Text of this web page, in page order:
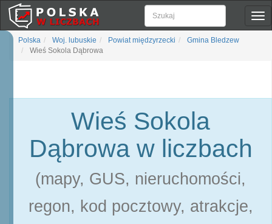
Polska Woj. lubuskie Powiat międzyrzecki
Gmina Bledzew
Wieś Sokola Dąbrowa
Wieś Sokola
Dąbrowa w liczbach
(mapy, GUS, nieruchomości,
regon, kod pocztowy, atrakcje,